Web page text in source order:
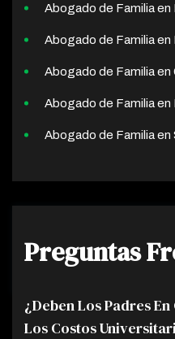
Abogado de Familia
Abogado de Familia
Abogado de Familia en
Abogado de Familia en
Abogado de Familia en
Preguntas
¿Deben Los Padres
Los Costos